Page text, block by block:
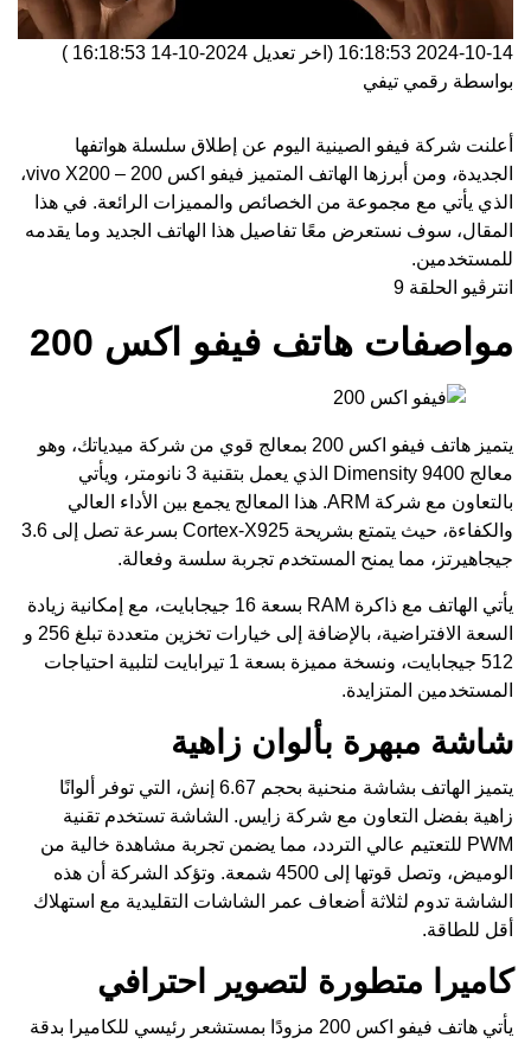
2024-10-14 16:18:53 (اخر تعديل 2024-10-14 16:18:53
)
بواسطة رقمي تيفي
أعلنت شركة فيفو الصينية اليوم عن إطلاق سلسلة هواتفها
الجديدة، ومن أبرزها الهاتف المتميز فيفو اكس 200 – vivo X200،
الذي يأتي مع مجموعة من الخصائص والمميزات الرائعة. في هذا
المقال، سوف نستعرض معًا تفاصيل هذا الهاتف الجديد وما يقدمه
للمستخدمين.
انترڤيو الحلقة 9
مواصفات هاتف فيفو اكس 200
يتميز هاتف فيفو اكس 200 بمعالج قوي من شركة ميدياتك، وهو
معالج Dimensity 9400 الذي يعمل بتقنية 3 نانومتر، ويأتي
بالتعاون مع شركة ARM. هذا المعالج يجمع بين الأداء العالي
والكفاءة، حيث يتمتع بشريحة Cortex-X925 بسرعة تصل إلى 3.6
جيجاهيرتز، مما يمنح المستخدم تجربة سلسة وفعالة.
يأتي الهاتف مع ذاكرة RAM بسعة 16 جيجابايت، مع إمكانية زيادة
السعة الافتراضية، بالإضافة إلى خيارات تخزين متعددة تبلغ 256 و
512 جيجابايت، ونسخة مميزة بسعة 1 تيرابايت لتلبية احتياجات
المستخدمين المتزايدة.
شاشة مبهرة بألوان زاهية
يتميز الهاتف بشاشة منحنية بحجم 6.67 إنش، التي توفر ألوانًا
زاهية بفضل التعاون مع شركة زايس. الشاشة تستخدم تقنية
PWM للتعتيم عالي التردد، مما يضمن تجربة مشاهدة خالية من
الوميض، وتصل قوتها إلى 4500 شمعة. وتؤكد الشركة أن هذه
الشاشة تدوم لثلاثة أضعاف عمر الشاشات التقليدية مع استهلاك
أقل للطاقة.
كاميرا متطورة لتصوير احترافي
يأتي هاتف فيفو اكس 200 مزودًا بمستشعر رئيسي للكاميرا بدقة